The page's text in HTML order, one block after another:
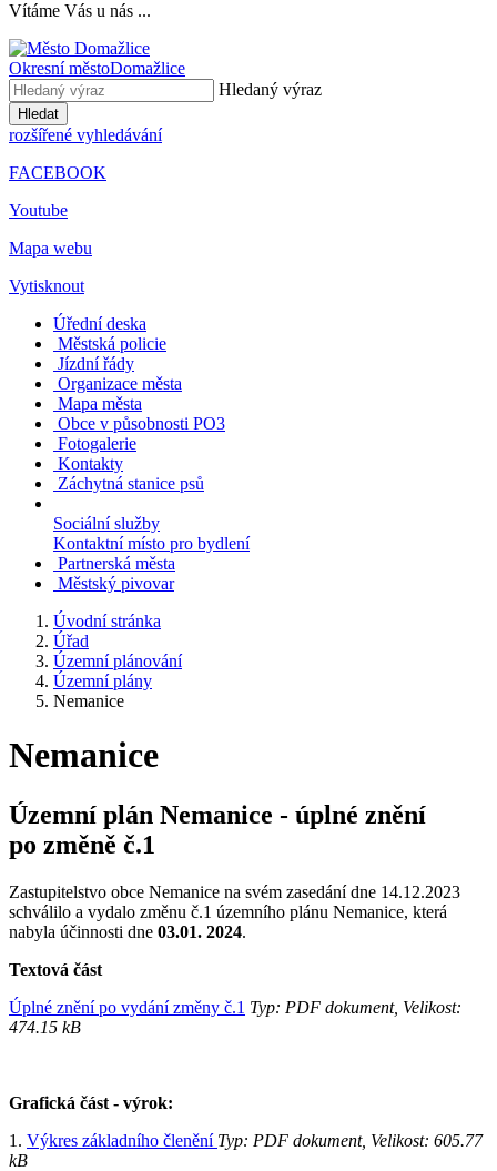
Vítáme Vás u nás ...
Okresní městoDomažlice
Hledaný výraz
Hledat
rozšířené vyhledávání
FACEBOOK
Youtube
Mapa webu
Vytisknout
Úřední deska
Městská policie
Jízdní řády
Organizace města
Mapa města
Obce v působnosti PO3
Fotogalerie
Kontakty
Záchytná stanice psů
Sociální služby
Kontaktní místo pro bydlení
Partnerská města
Městský pivovar
Úvodní stránka
Úřad
Územní plánování
Územní plány
Nemanice
Nemanice
Územní plán Nemanice - úplné znění
po změně č.1
Zastupitelstvo obce Nemanice na svém zasedání dne 14.12.2023
schválilo a vydalo změnu č.1 územního plánu Nemanice, která
nabyla účinnosti dne 03.01. 2024.
Textová část
Úplné znění po vydání změny č.1 Typ: PDF dokument, Velikost:
474.15 kB
Grafická část - výrok:
1. Výkres základního členění Typ: PDF dokument, Velikost: 605.77
kB